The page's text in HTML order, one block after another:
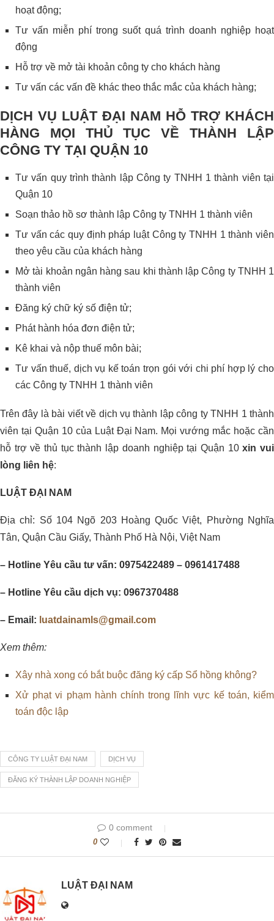
hoạt động;
Tư vấn miễn phí trong suốt quá trình doanh nghiệp hoạt
động
Hỗ trợ về mở tài khoản công ty cho khách hàng
Tư vấn các vấn đề khác theo thắc mắc của khách hàng;
DỊCH VỤ LUẬT ĐẠI NAM HỖ TRỢ KHÁCH
HÀNG MỌI THỦ TỤC VỀ THÀNH LẬP
CÔNG TY TẠI QUẬN 10
Tư vấn quy trình thành lập Công ty TNHH 1 thành viên tại
Quận 10
Soạn thảo hồ sơ thành lập Công ty TNHH 1 thành viên
Tư vấn các quy định pháp luật Công ty TNHH 1 thành viên
theo yêu cầu của khách hàng
Mở tài khoản ngân hàng sau khi thành lập Công ty TNHH 1
thành viên
Đăng ký chữ ký số điện tử;
Phát hành hóa đơn điện tử;
Kê khai và nộp thuế môn bài;
Tư vấn thuế, dịch vụ kế toán trọn gói với chi phí hợp lý cho
các Công ty TNHH 1 thành viên
Trên đây là bài viết về dịch vụ thành lập công ty TNHH 1 thành
viên tại Quận 10 của Luật Đại Nam. Mọi vướng mắc hoặc cần
hỗ trợ về thủ tục thành lập doanh nghiệp tại Quận 10xin vui
lòng liên hệ:
LUẬT ĐẠI NAM
Địa chỉ: Số 104 Ngõ 203 Hoàng Quốc Việt, Phường Nghĩa
Tân, Quận Cầu Giấy, Thành Phố Hà Nội, Việt Nam
– Hotline Yêu cầu tư vấn: 0975422489 – 0961417488
– Hotline Yêu cầu dịch vụ: 0967370488
– Email: luatdainamls@gmail.com
Xem thêm:
Xây nhà xong có bắt buộc đăng ký cấp Sổ hồng không?
Xử phạt vi phạm hành chính trong lĩnh vực kế toán, kiểm
toán độc lập
CÔNG TY LUẬT ĐẠI NAM DỊCH VỤ
ĐĂNG KÝ THÀNH LẬP DOANH NGHIỆP
0 comment
0
LUẬT ĐẠI NAM